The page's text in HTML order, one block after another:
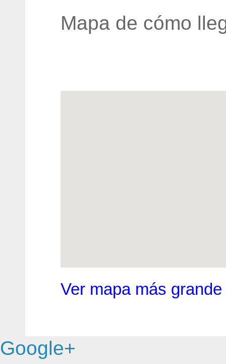
Mapa de cómo
Ver mapa más grande
Google+